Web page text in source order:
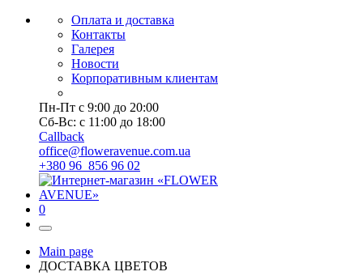
Оплата и доставка
Контакты
Галерея
Новости
Корпоративным клиентам
Пн-Пт с 9:00 до 20:00
Сб-Вс: с 11:00 до 18:00
Callback
office@floweravenue.com.ua
+380 96 856 96 02
0
Main page
ДОСТАВКА ЦВЕТОВ